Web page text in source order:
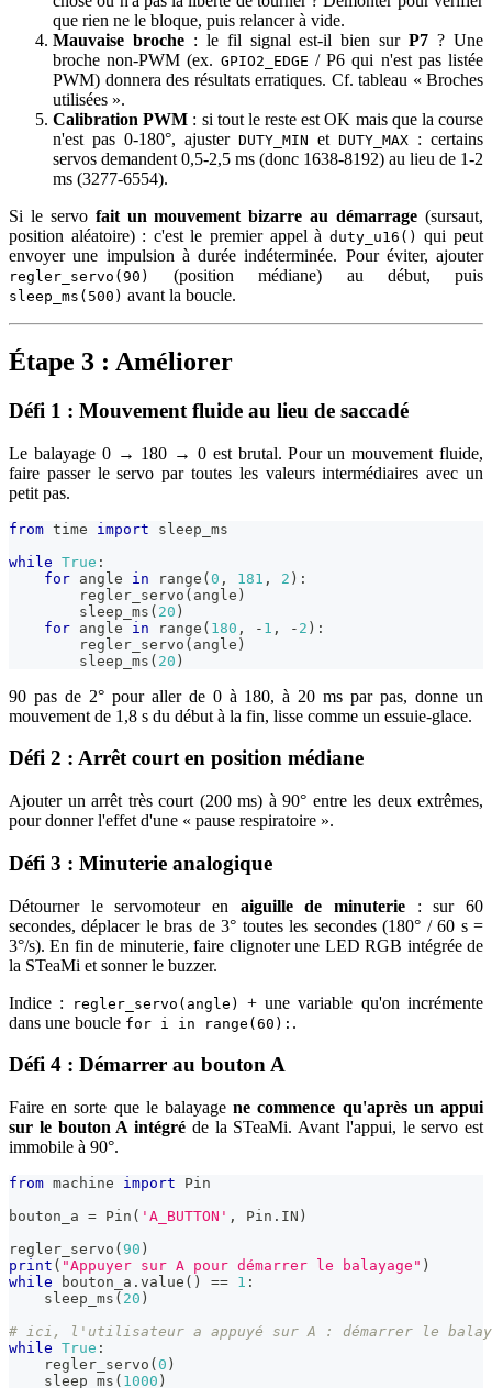
que rien ne le bloque, puis relancer à vide.
Mauvaise broche: le fil signal est-il bien surP7 ? Une
broche non-PWM (ex. GPIO2_EDGE / P6 qui n'est pas listée
PWM) donnera des résultats erratiques. Cf. tableau « Broches
utilisées ».
Calibration PWM : si tout le reste est OK mais que la course
n'est pas 0-180°, ajuster DUTY_MIN et DUTY_MAX : certains
servos demandent 0,5-2,5 ms (donc 1638-8192) au lieu de 1-2
ms (3277-6554).
Si le servo fait un mouvement bizarre au démarrage (sursaut,
position aléatoire) : c'est le premier appel à duty_u16() qui peut
envoyer une impulsion à durée indéterminée. Pour éviter, ajouter
regler_servo(90) (position médiane) au début, puis
sleep_ms(500) avant la boucle.
Étape 3 : Améliorer
Défi 1 : Mouvement fluide au lieu de saccadé
Le balayage 0 → 180 → 0 est brutal. Pour un mouvement fluide,
faire passer le servo par toutes les valeurs intermédiaires avec un
petit pas.
from time import sleep_ms
while True :
for angle in range (0 , 181 , 2 ) :
        regler_servo
( angle )
        sleep_ms
( 20 )
for angle in range ( 180 , - 1 , - 2 ) :
        regler_servo
( angle )
        sleep_ms
( 20 )
90 pas de 2° pour aller de 0 à 180, à 20 ms par pas, donne un
mouvement de 1,8 s du début à la fin, lisse comme un essuie-glace.
Défi 2 : Arrêt court en position médiane
Ajouter un arrêt très court (200 ms) à 90° entre les deux extrêmes,
pour donner l'effet d'une « pause respiratoire ».
Défi 3 : Minuterie analogique
Détourner le servomoteur en aiguille de minuterie : sur 60
secondes, déplacer le bras de 3° toutes les secondes (180° / 60 s =
3°/s). En fin de minuterie, faire clignoter une LED RGB intégrée de
la STeaMi et sonner le buzzer.
Indice :
regler_servo(angle)
+ une variable qu'on incrémente
dans une boucle for i in range(60): .
Défi 4 : Démarrer au bouton A
Faire en sorte que le balayagene commence qu'après un appui
sur le bouton A intégré de la STeaMi. Avant l'appui, le servo est
immobile à 90°.
from machine import Pin
bouton_a = Pin ( 'A_BUTTON' , Pin . IN )
regler_servo ( 90 )
print ( "Appuyer sur A pour démarrer le balayage" )
while bouton_a . value ( ) == 1 :
    sleep_ms
( 20 )
# ici, l'utilisateur a appuyé sur A : démarrer le
while True :
    regler_servo
( 0 )
    sleep_ms
( 1000 )